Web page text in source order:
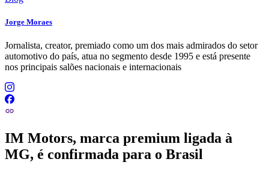
Jorge Moraes
Jornalista, creator, premiado como um dos mais admirados do setor
automotivo do país, atua no segmento desde 1995 e está presente
nos principais salões nacionais e internacionais
IM Motors, marca premium ligada à
MG, é confirmada para o Brasil